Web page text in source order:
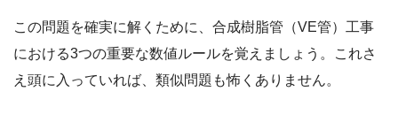
この問題を確実に解くために、合成樹脂管（VE管）工事
における3つの重要な数値ルールを覚えましょう。これさ
え頭に入っていれば、類似問題も怖くありません。